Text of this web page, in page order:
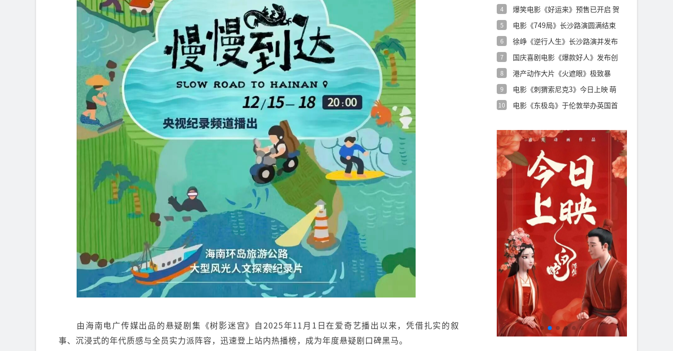
由海南电广传媒出品的悬疑剧集《树影迷宫》自2025年11月1日在爱奇艺播出以来，凭借扎实的叙
事、沉浸式的年代质感与全员实力派阵容，迅速登上站内热播榜，成为年度悬疑剧口碑黑马。
4
爆笑电影《好运来》预售已开启 贺
5
电影《749局》长沙路演圆满结束
6
徐峥《逆行人生》长沙路演并发布
7
国庆喜剧电影《爆款好人》发布创
8
港产动作大片《火遮眼》极致暴
9
电影《刺猬索尼克3》今日上映 萌
10
电影《东极岛》于伦敦举办英国首